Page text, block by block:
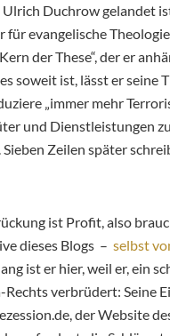
Duchrow gelandet
evangelische
der These“, der er
soweit ist, lässt er seine
„immer mehr
und Dienstleistungen
Zeilen später
ist Profit, also
dieses Blogs – selbst
ist er hier, weil er, ein
verbrüdert: Seine
der Website